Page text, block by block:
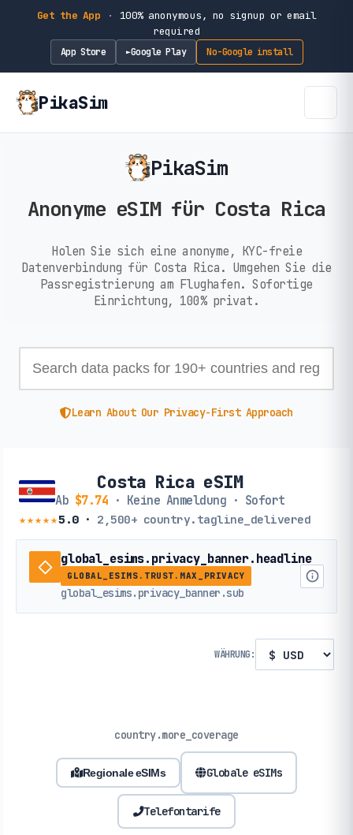
Get the App ·
100% anonymous, no signup or email
required
App Store ►Google Play No-Google install
PikaSim
PikaSim
Anonyme eSIM für Costa Rica
Holen Sie sich eine anonyme, KYC-freie
Datenverbindung für Costa Rica. Umgehen Sie die
Passregistrierung am Flughafen. Sofortige
Einrichtung, 100% privat.
Learn About Our Privacy-First Approach
Costa Rica eSIM
Ab $7.74 · Keine Anmeldung · Sofort
★★★★★5.0· 2,500+ country.tagline_delivered
global_esims.privacy_banner.headline
GLOBAL_ESIMS.TRUST.MAX_PRIVACY
global_esims.privacy_banner.sub
WÄHRUNG:
country.more_coverage
Regionale eSIMs Globale eSIMs
Telefontarife